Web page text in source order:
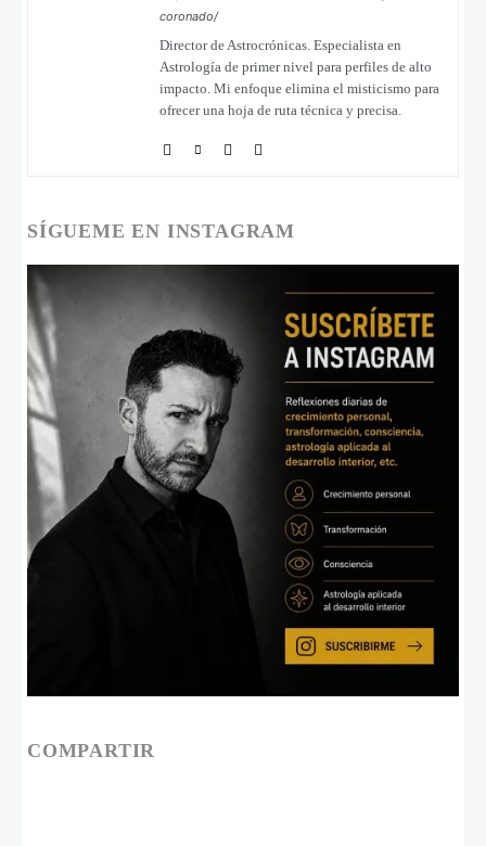
coronado/
Director de Astrocrónicas. Especialista en
Astrología de primer nivel para perfiles de alto
impacto. Mi enfoque elimina el misticismo para
ofrecer una hoja de ruta técnica y precisa.
SÍGUEME EN INSTAGRAM
COMPARTIR